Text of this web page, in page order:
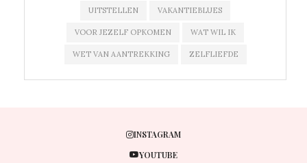
UITSTELLEN VAKANTIEBLUES
VOOR JEZELF OPKOMEN WAT WIL IK
WET VAN AANTREKKING ZELFLIEFDE
INSTAGRAM
YOUTUBE